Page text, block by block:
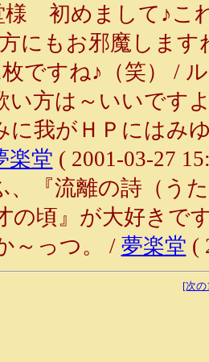
様 初めまして♪こ
にもお邪魔しま
ですね♪（笑） /
い方は～いいで
に我がＨＰにはみ
楽堂 ( 2001-03-27
、『流離の詩（う
の頃』が大好きで
～っつ。 / 夢楽堂 (
[次